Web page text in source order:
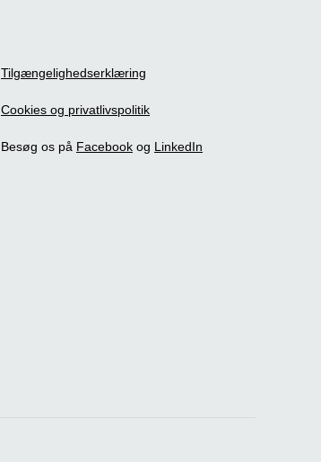
Tilgængelighedserklæring
Cookies og privatlivspolitik
Besøg os på Facebook og LinkedIn